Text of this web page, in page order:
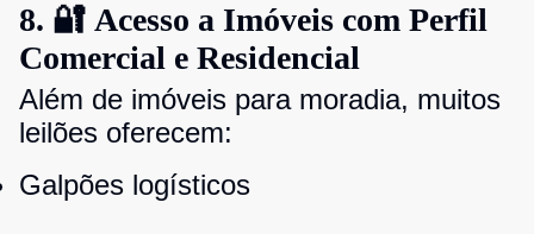
8. 🔐 Acesso a Imóveis com Perfil
Comercial e Residencial
Além de imóveis para moradia, muitos
leilões oferecem:
Galpões logísticos